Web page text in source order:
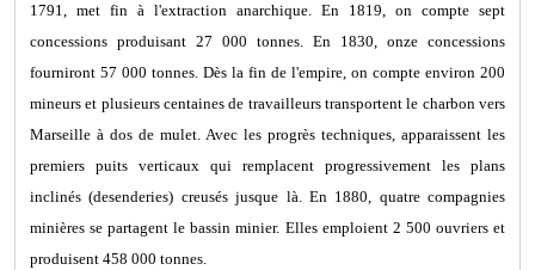
1791, met fin à l'extraction anarchique. En 1819, on compte sept
concessions produisant 27 000 tonnes. En 1830, onze concessions
fourniront 57 000 tonnes. Dès la fin de l'empire, on compte environ 200
mineurs et plusieurs centaines de travailleurs transportent le charbon vers
Marseille à dos de mulet. Avec les progrès techniques, apparaissent les
premiers puits verticaux qui remplacent progressivement les plans
inclinés (desenderies) creusés jusque là. En 1880, quatre compagnies
minières se partagent le bassin minier. Elles emploient 2 500 ouvriers et
produisent 458 000 tonnes.